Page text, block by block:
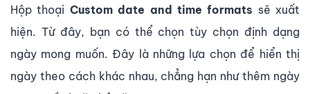
Hộp thoại Custom date and time formats sẽ xuất
hiện. Từ đây, bạn có thể chọn tùy chọn định dạng
ngày mong muốn. Đây là những lựa chọn để hiển thị
ngày theo cách khác nhau, chẳng hạn như thêm ngày